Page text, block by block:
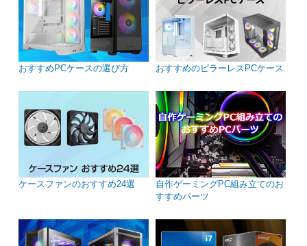
おすすめPCケースの選び方 おすすめのピラーレスPCケース
ケースファンのおすすめ24選
自作ゲーミングPC組み立てのお
すすめパーツ